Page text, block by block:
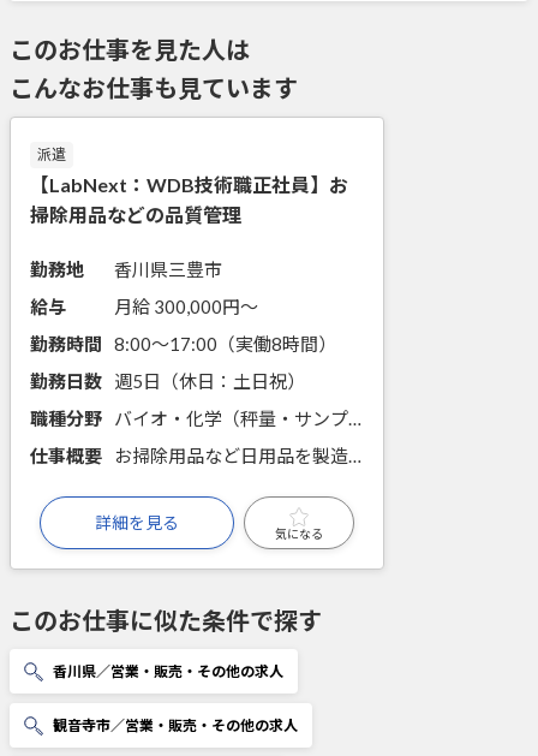
このお仕事を見た人は
こんなお仕事も見ています
派遣
【LabNext：WDB技術職正社員】お
掃除用品などの品質管理
勤務地
香川県三豊市
給与
月給 300,000円〜
勤務時間
8:00～17:00（実働8時間）
勤務日数
週5日（休日：土日祝）
職種分野
バイオ・化学（秤量・サンプリング・分注、前処理・試薬調製、手分析、機器分析、顕微鏡観察、物性測定）
仕事概要
お掃除用品など日用品を製造販売している企業で品質管理を担当します。月給30万円で安定◎ご活躍により派遣先での正社員登用あり
詳細を見る
気になる
このお仕事に似た条件で探す
香川県／営業・販売・その他の求人
観音寺市／営業・販売・その他の求人